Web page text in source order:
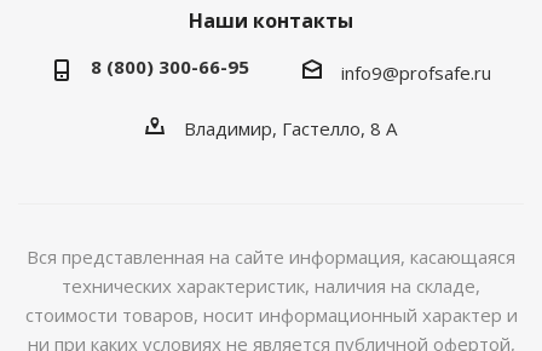
Наши контакты
8 (800) 300-66-95 info9@profsafe.ru
Владимир, Гастелло, 8 А
Вся представленная на сайте информация, касающаяся
технических характеристик, наличия на складе,
стоимости товаров, носит информационный характер и
ни при каких условиях не является публичной офертой,